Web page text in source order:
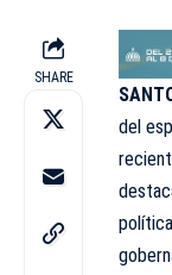
SHARE
del